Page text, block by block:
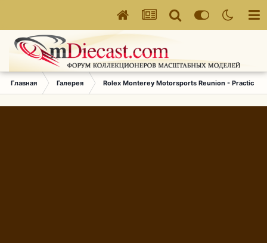
Главная Галерея Rolex Monterey Motorsports Reunion - Practice